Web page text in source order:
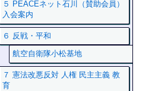
５ PEACEネット石川（賛助会員）
入会案内
６ 反戦・平和
航空自衛隊小松基地
７ 憲法改悪反対 人権 民主主義 教
育